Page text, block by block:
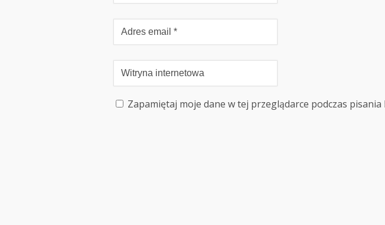
Zapamiętaj moje dane w tej przeglądarce podczas